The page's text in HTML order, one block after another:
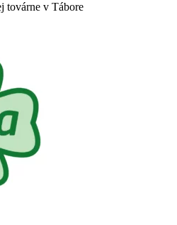
továrne v Tábore